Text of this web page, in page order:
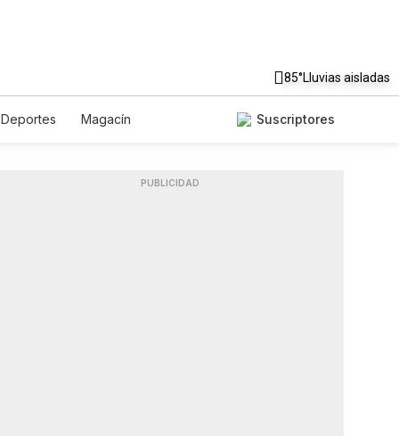
85°Lluvias aisladas
Deportes
Magacín
Suscriptores
PUBLICIDAD